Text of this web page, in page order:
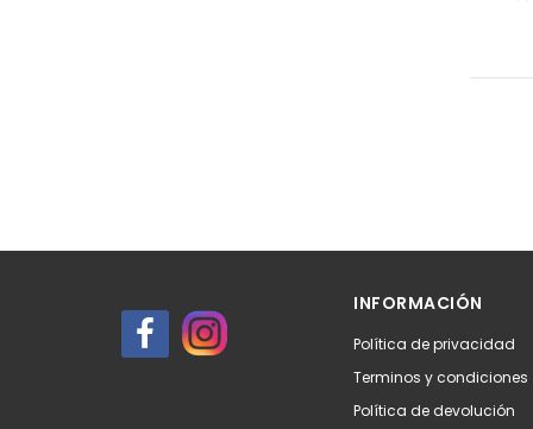
INFORMACIÓN
Política de privacidad
Terminos y condiciones
Política de devolución